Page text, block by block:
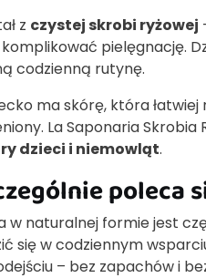
z czystej skrobi ryżowej
pielęgnację.
codzienną rutynę.
ma skórę, która
La Saponaria
dzieci i niemowląt.
poleca
w naturalnej formie jest
się w codziennym
– bez zapachów i